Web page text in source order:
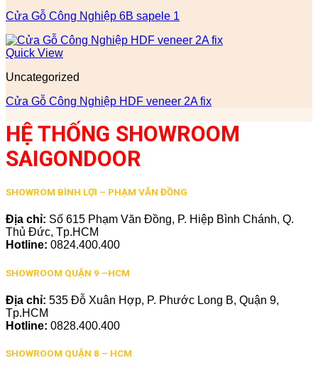
Cửa Gỗ Công Nghiệp 6B sapele 1
Quick View
Uncategorized
Cửa Gỗ Công Nghiệp HDF veneer 2A fix
HỆ THỐNG SHOWROOM
SAIGONDOOR
SHOWROM BÌNH LỢI – PHẠM VĂN ĐỒNG
Địa chỉ: Số 615 Phạm Văn Đồng, P. Hiệp Bình Chánh, Q.
Thủ Đức, Tp.HCM
Hotline: 0824.400.400
SHOWROOM QUẬN 9 –HCM
Địa chỉ: 535 Đỗ Xuân Hợp, P. Phước Long B, Quận 9,
Tp.HCM
Hotline: 0828.400.400
SHOWROOM QUẬN 8 – HCM